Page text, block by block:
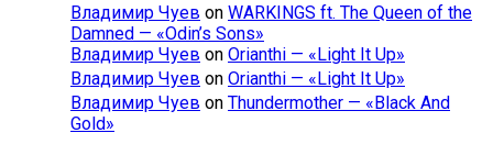
Владимир Чуев on WARKINGS ft. The Queen of the
Damned — «Odin’s Sons»
Владимир Чуев on Orianthi — «Light It Up»
Владимир Чуев on Orianthi — «Light It Up»
Владимир Чуев on Thundermother — «Black And
Gold»